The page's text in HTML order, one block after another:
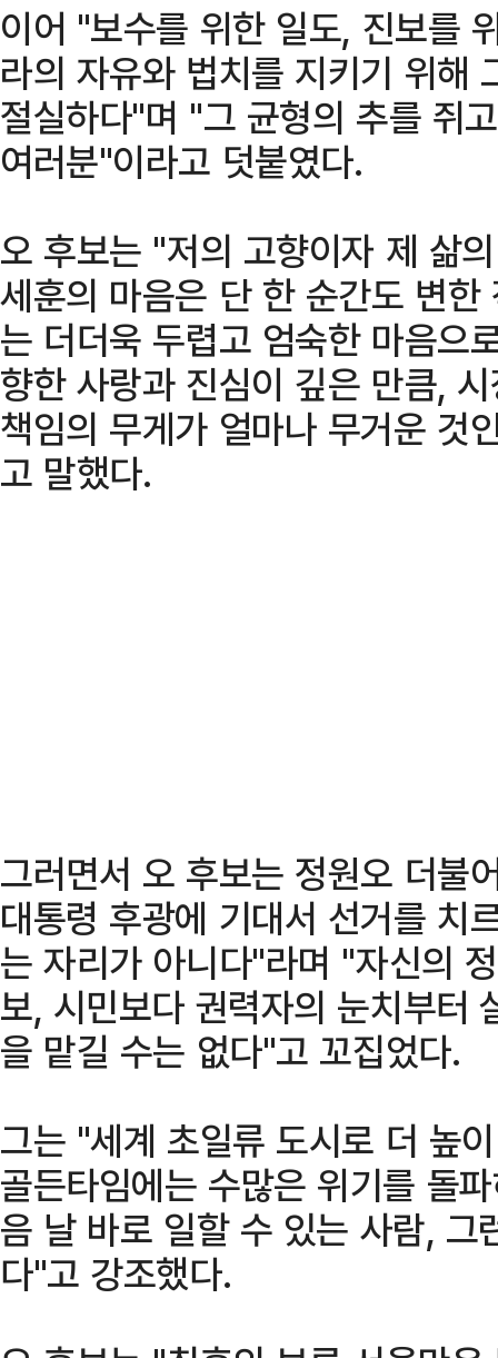
이어 "보수를 위한 일도, 진보를
라의 자유와 법치를 지키기 위해
절실하다"며 "그 균형의 추를 쥐
여러분"이라고 덧붙였다.
오 후보는 "저의 고향이자 제 삶
세훈의 마음은 단 한 순간도 변
는 더더욱 두렵고 엄숙한 마음으
향한 사랑과 진심이 깊은 만큼,
책임의 무게가 얼마나 무거운 것
고 말했다.
그러면서 오 후보는 정원오 더불
대통령 후광에 기대서 선거를 치
는 자리가 아니다"라며 "자신의
보, 시민보다 권력자의 눈치부터
을 맡길 수는 없다"고 꼬집었다.
그는 "세계 초일류 도시로 더 높
골든타임에는 수많은 위기를 돌
음 날 바로 일할 수 있는 사람, 그
다"고 강조했다.